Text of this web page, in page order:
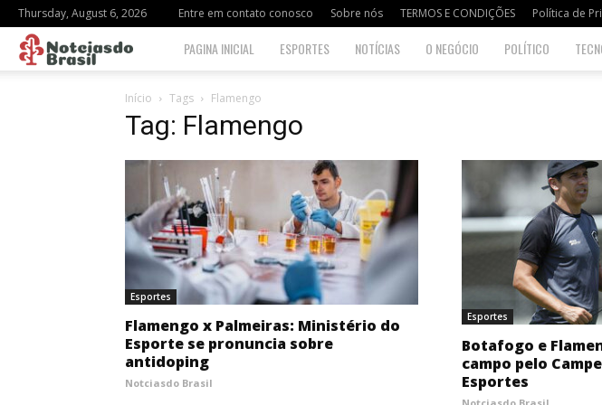
Thursday, August 6, 2026 Entre em contato conosco Sobre nós TERMOS E CONDIÇÕES Política de
Notciasdo
Brasil
PAGINA INICIAL ESPORTES NOTÍCIAS O NEGÓCIO POLÍTICO
Início Tags Flamengo
Tag: Flamengo
Esportes
Flamengo x Palmeiras: Ministério do
Esporte se pronuncia sobre
antidoping
Notciasdo Brasil
Esportes
Botafogo e
campo pelo
Esportes